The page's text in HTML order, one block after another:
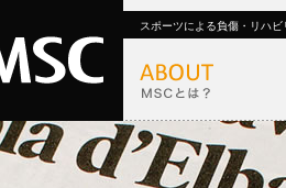
スポーツによる負傷・リハ